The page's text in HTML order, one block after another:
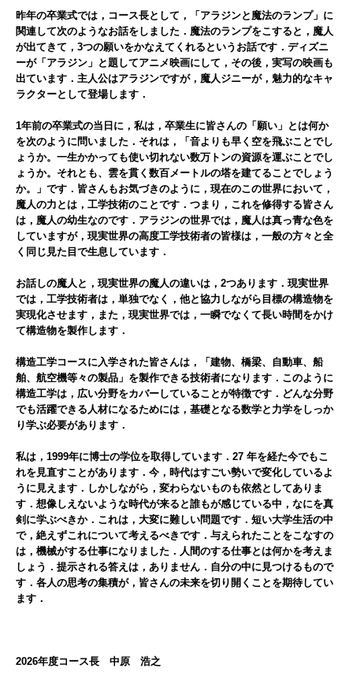
昨年の卒業式では，コース長として，「アラジンと魔法のランプ」に
関連して次のようなお話をしました．魔法のランプをこすると，魔人
が出てきて，3つの願いをかなえてくれるというお話です．ディズニ
ーが「アラジン」と題してアニメ映画にして，その後，実写の映画も
出ています．主人公はアラジンですが，魔人ジニーが，魅力的なキャ
ラクターとして登場します．
1年前の卒業式の当日に，私は，卒業生に皆さんの「願い」とは何か
を次のように問いました．それは，「音よりも早く空を飛ぶことでし
ょうか。一生かかっても使い切れない数万トンの資源を運ぶことでし
ょうか。それとも、雲を貫く数百メートルの塔を建てることでしょう
か。」です．皆さんもお気づきのように，現在のこの世界において，
魔人の力とは，工学技術のことです．つまり，これを修得する皆さん
は，魔人の幼生なのです．アラジンの世界では，魔人は真っ青な色を
していますが，現実世界の高度工学技術者の皆様は，一般の方々と全
く同じ見た目で生息しています．
お話しの魔人と，現実世界の魔人の違いは，2つあります．現実世界
では，工学技術者は，単独でなく，他と協力しながら目標の構造物を
実現化させます，また，現実世界では，一瞬でなくて長い時間をかけ
て構造物を製作します．
構造工学コースに入学された皆さんは，「建物、橋梁、自動車、船
舶、航空機等々の製品」を製作できる技術者になります．このように
構造工学は，広い分野をカバーしていることが特徴です．どんな分野
でも活躍できる人材になるためには，基礎となる数学と力学をしっか
り学ぶ必要があります．
私は，1999年に博士の学位を取得しています．27 年を経た今でもこ
れを見直すことがあります．今，時代はすごい勢いで変化しているよ
うに見えます．しかしながら，変わらないものも依然としてありま
す．想像しえないような時代が来ると誰もが感じている中，なにを真
剣に学ぶべきか．これは，大変に難しい問題です．短い大学生活の中
で，絶えずこれについて考えるべきです．与えられたことをこなすの
は，機械がする仕事になりました．人間のする仕事とは何かを考えま
しょう．提示される答えは，ありません．自分の中に見つけるもので
す．各人の思考の集積が，皆さんの未来を切り開くことを期待してい
ます．
2026年度コース長 中原 浩之